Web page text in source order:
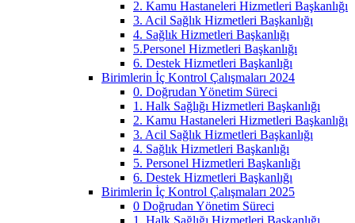
2. Kamu Hastaneleri Hizmetleri Başkanlığı
3. Acil Sağlık Hizmetleri Başkanlığı
4. Sağlık Hizmetleri Başkanlığı
5.Personel Hizmetleri Başkanlığı
6. Destek Hizmetleri Başkanlığı
Birimlerin İç Kontrol Çalışmaları 2024
0. Doğrudan Yönetim Süreci
1. Halk Sağlığı Hizmetleri Başkanlığı
2. Kamu Hastaneleri Hizmetleri Başkanlığı
3. Acil Sağlık Hizmetleri Başkanlığı
4. Sağlık Hizmetleri Başkanlığı
5. Personel Hizmetleri Başkanlığı
6. Destek Hizmetleri Başkanlığı
Birimlerin İç Kontrol Çalışmaları 2025
0 Doğrudan Yönetim Süreci
1. Halk Sağlığı Hizmetleri Başkanlığı